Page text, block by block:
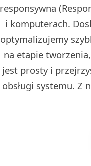
responsywna
i komputerach.
optymalizujemy
na etapie
jest prosty i
obsługi systemu. Z